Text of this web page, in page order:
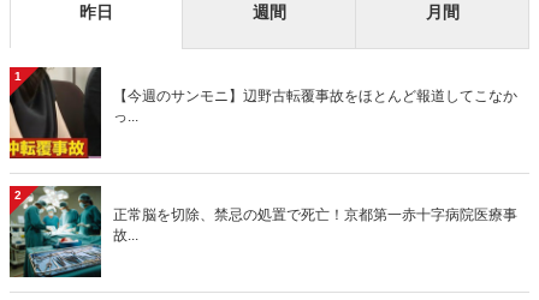
昨日 週間 月間
1
【今週のサンモニ】辺野古転覆事故をほとんど報道してこなか
っ...
2
正常脳を切除、禁忌の処置で死亡！京都第一赤十字病院医療事
故...